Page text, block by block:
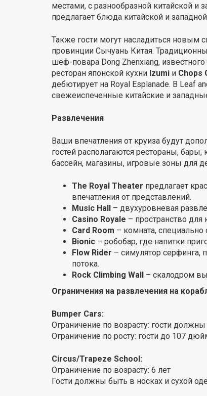
местами, c разнообразной китайской и
предлагает блюда китайской и
Также гости могут насладиться новым
провинции Сычуань Китая.
шеф-повара Dong Zhenxiang,
ресторан японской кухни Izumi и Chops
дебютирует на Royal Esplanade. В Leaf
свежеиспеченные китайские и
Развлечения
Ваши впечатления от круиза будут
гостей располагаются рестораны,
бассейн, магазины, игровые зоны для
The Royal Theater предлагает
впечатления от представлений.
Music Hall – двухуровневая
Casino Royale – пространство для
Card Room – комната, специально
Bionic – робобар, где напитки
Flow Rider – симулятор серфинга,
потока.
Rock Climbing Wall – скалодром
Ограничения на развлечения на
Bumper Cars:
Ограничение по возрасту: гости
Ограничение по росту: гости до 107
Circus/Trapeze School:
Ограничение по возрасту: 6 лет
Гости должны быть в носках и сухой